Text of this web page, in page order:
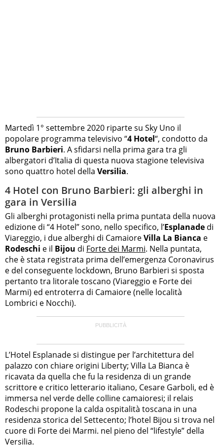
Martedì 1° settembre 2020 riparte su Sky Uno il
popolare programma televisivo “4 Hotel“, condotto da
Bruno Barbieri. A sfidarsi nella prima gara tra gli
albergatori d’Italia di questa nuova stagione televisiva
sono quattro hotel della Versilia.
4 Hotel con Bruno Barbieri: gli alberghi in
gara in Versilia
Gli alberghi protagonisti nella prima puntata della nuova
edizione di “4 Hotel” sono, nello specifico, l’Esplanade di
Viareggio, i due alberghi di CamaioreVilla La Bianca e
Rodeschi e il Bijou di Forte dei Marmi. Nella puntata,
che è stata registrata prima dell’emergenza Coronavirus
e del conseguente lockdown, Bruno Barbieri si sposta
pertanto tra litorale toscano (Viareggio e Forte dei
Marmi) ed entroterra di Camaiore (nelle località
Lombrici e Nocchi).
L’Hotel Esplanade si distingue per l’architettura del
palazzo con chiare origini Liberty; Villa La Bianca è
ricavata da quella che fu la residenza di un grande
scrittore e critico letterario italiano, Cesare Garboli, ed è
immersa nel verde delle colline camaioresi; il relais
Rodeschi propone la calda ospitalità toscana in una
residenza storica del Settecento; l’hotel Bijou si trova nel
cuore di Forte dei Marmi. nel pieno del “lifestyle” della
Versilia.